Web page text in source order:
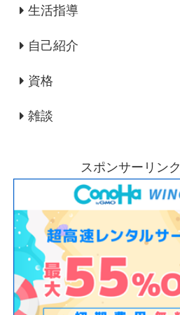
生活指導
自己紹介
資格
雑談
スポンサーリンク